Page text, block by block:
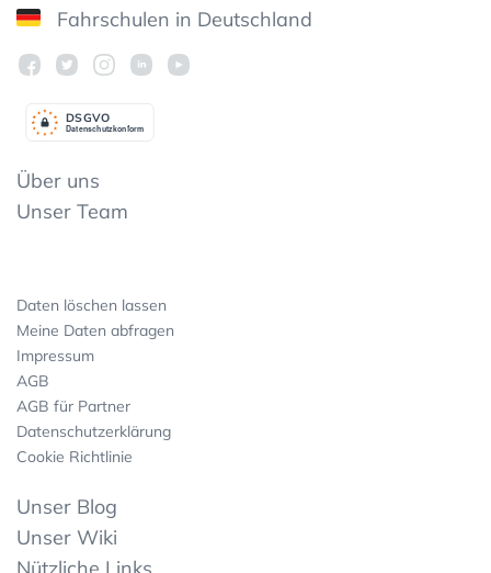
Fahrschulen in Deutschland
Datenschutzkonform
DSGVO
Über uns
Unser Team
Daten löschen lassen
Meine Daten abfragen
Impressum
AGB
AGB für Partner
Datenschutzerklärung
Cookie Richtlinie
Unser Blog
Unser Wiki